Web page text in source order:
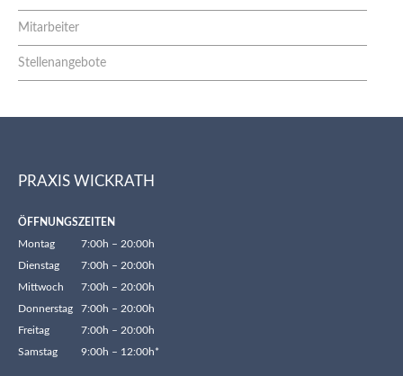
Mitarbeiter
Stellenangebote
PRAXIS WICKRATH
ÖFFNUNGSZEITEN
Montag
7:00h – 20:00h
Dienstag
7:00h – 20:00h
Mittwoch
7:00h – 20:00h
Donnerstag
7:00h – 20:00h
Freitag
7:00h – 20:00h
Samstag
9:00h – 12:00h*